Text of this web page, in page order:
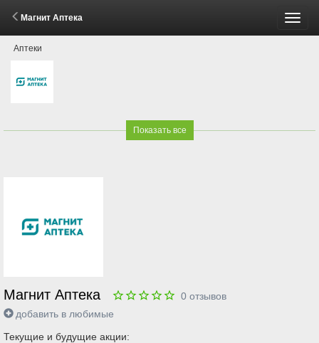
Магнит Аптека
Аптеки
Показать все
Магнит Аптека 0 отзывов
добавить в любимые
Текущие и будущие акции: